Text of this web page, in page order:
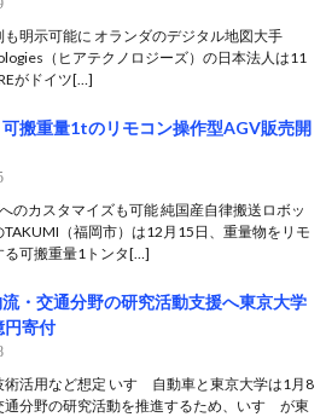
明示可能に オランダのデジタル地図大手
（ヒアテクノロジーズ）の日本法人は11
がドイツ[…]
搬重量1tのリモコン操作型AGV販売開
のカスタマイズも可能 純国産自律搬送ロボッ
TAKUMI（福岡市）は12月15日、重量物をリモ
る可搬重量1トンタ[…]
・交通分野の研究活動支援へ東京大学
円寄付
術活用など想定 いすゞ自動車と東京大学は1月8
通分野の研究活動を推進するため、いすゞが東